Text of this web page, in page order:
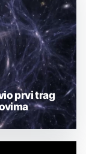
prvi trag